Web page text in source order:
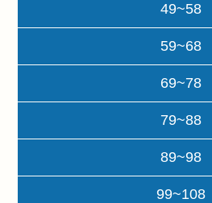
49~58
59~68
69~78
79~88
89~98
99~108